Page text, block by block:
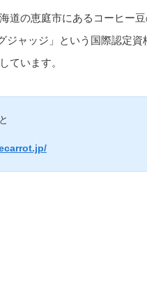
道の恵庭市にあるコーヒー豆
ジャッジ」という国際認定
ています。